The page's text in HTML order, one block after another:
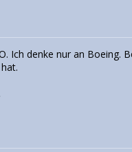
Ich denke nur an Boeing.